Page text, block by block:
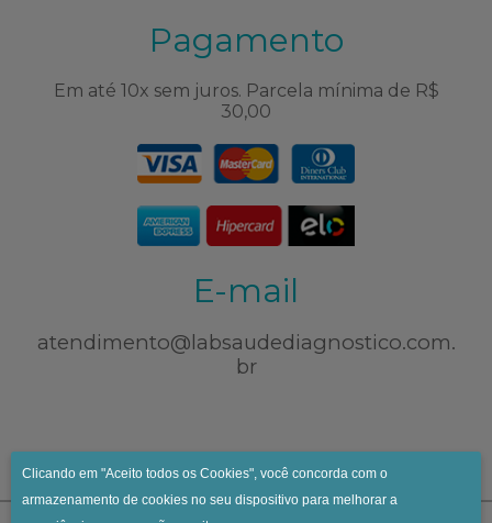
Pagamento
Em até 10x sem juros. Parcela mínima de R$
30,00
E-mail
atendimento@labsaudediagnostico.com.
br
Clicando em "Aceito todos os Cookies", você concorda com o
armazenamento de cookies no seu dispositivo para melhorar a